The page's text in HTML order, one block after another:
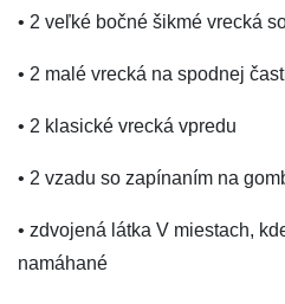
• 2 veľké bočné šikmé vrecká
• 2 malé vrecká na spodnej
• 2 klasické vrecká vpredu
• 2 vzadu so zapínaním na
• zdvojená látka V miestach,
namáhané